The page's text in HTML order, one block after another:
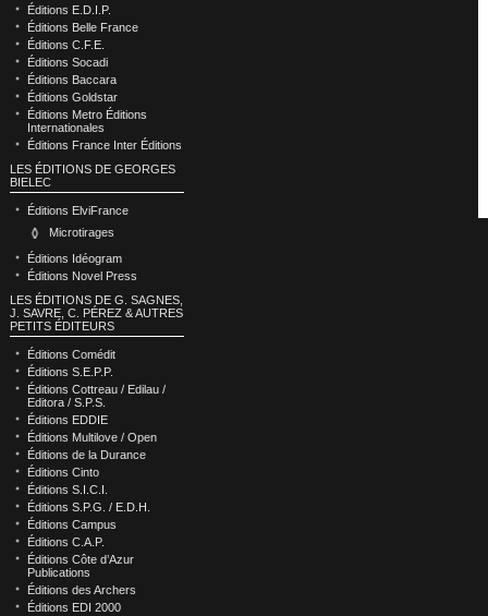
Éditions E.D.I.P.
Éditions Belle France
Éditions C.F.E.
Éditions Socadi
Éditions Baccara
Éditions Goldstar
Éditions Metro Éditions
Internationales
Éditions France Inter Éditions
LES ÉDITIONS DE GEORGES
BIELEC
Éditions ElviFrance
Microtirages
Éditions Idéogram
Éditions Novel Press
LES ÉDITIONS DE G. SAGNES,
J. SAVRE, C. PÉREZ & AUTRES
PETITS ÉDITEURS
Éditions Comédit
Éditions S.E.P.P.
Éditions Cottreau / Edilau /
Editora / S.P.S.
Éditions EDDIE
Éditions Multilove / Open
Éditions de la Durance
Éditions Cinto
Éditions S.I.C.I.
Éditions S.P.G. / E.D.H.
Éditions Campus
Éditions C.A.P.
Éditions Côte d’Azur
Publications
Éditions des Archers
Éditions EDI 2000